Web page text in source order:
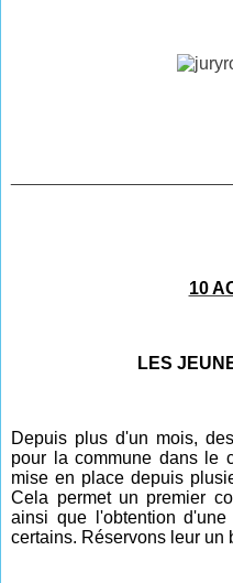
10
LES
Depuis plus d'un mois,
pour la commune dans le
mise en place depuis
Cela permet un premier
ainsi que l'obtention
certains. Réservons leur un